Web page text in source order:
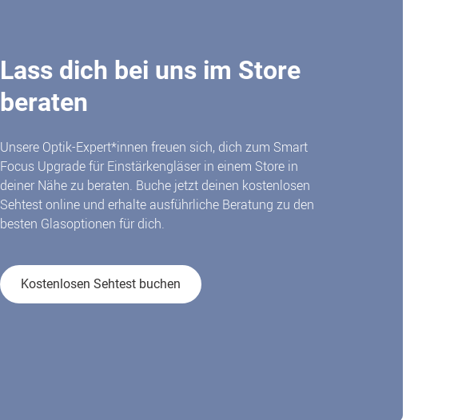
Lass dich bei uns im Store
beraten
Unsere Optik-Expert*innen freuen sich, dich zum Smart
Focus Upgrade für Einstärkengläser in einem Store in
deiner Nähe zu beraten. Buche jetzt deinen kostenlosen
Sehtest online und erhalte ausführliche Beratung zu den
besten Glasoptionen für dich.
Kostenlosen Sehtest buchen